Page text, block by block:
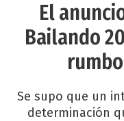
El
Bailando
Se supo que un
determinación